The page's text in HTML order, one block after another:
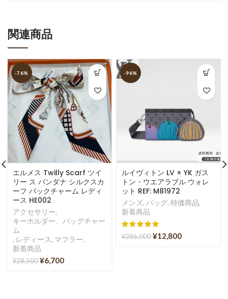
関連商品
-76%
エルメス Twilly Scarf ツイ
リー ス バンダナ シルクスカ
ーフ バックチャーム レディ
ース HE002
アクセサリー,
キーホルダー、バッグチャー
ム
, レディース, マフラー,
新着商品
¥28,500¥6,700
-96%
ルイヴィトン LV × YK ガス
トン・ウエアラブル ウォレ
ット REF: M81972
メンズ, バッグ, 特価商品,
新着商品
¥286,000¥12,800